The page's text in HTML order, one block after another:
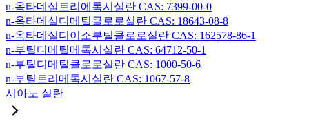
n-옥타데실트리에톡시실란 CAS: 7399-00-0
n-옥타데실디메틸클로로실란 CAS: 18643-08-8
n-옥타데실디이소부틸클로로실란 CAS: 162578-86-1
n-부틸디메틸메톡시실란 CAS: 64712-50-1
n-부틸디메틸클로로실란 CAS: 1000-50-6
n-부틸트리메톡시실란 CAS: 1067-57-8
시아노 실란